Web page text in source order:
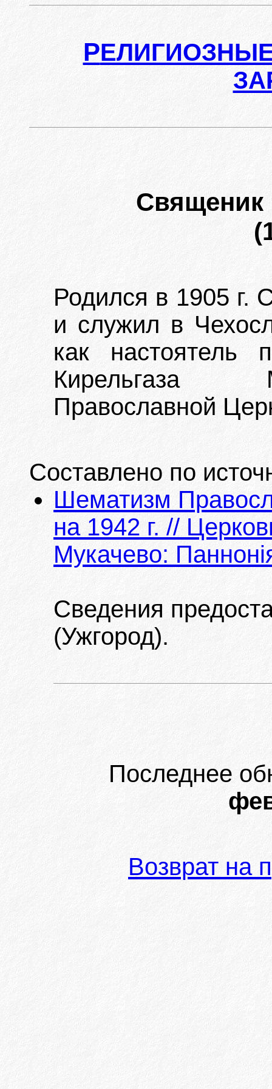
Р
Родился в 1905 г.
и служил в
как настоятель
Кирельгаза
Православной
Составлено по
Шематизм
на 1942 г. //
Мукачево:
Сведения
(Ужгород).
Последнее
Возврат на